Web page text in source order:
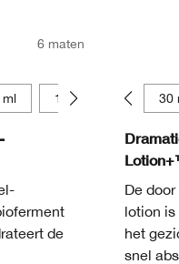
6 maten
ml 125 ml 15 ml
de
30
De
lotion is
het
snel